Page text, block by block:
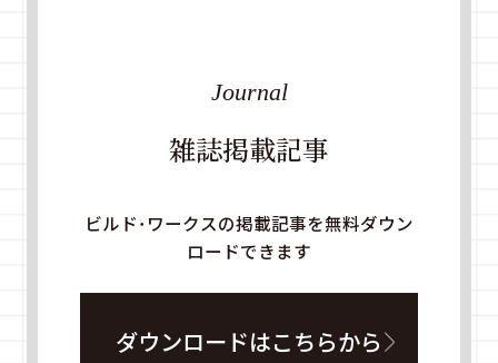
雑誌掲載記事
Journal
ビルド・ワークスの掲載記事を無料ダウン
ロードできます
ダウンロードはこちらから